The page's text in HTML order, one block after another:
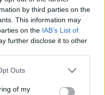
by third parties on the
This information may
on the IAB’s List of
further disclose it to other
uses one or more Google
You may click to
Outs
of my
126
την